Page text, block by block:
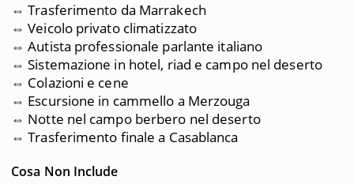
⇔ Trasferimento da Marrakech
⇔ Veicolo privato climatizzato
⇔ Autista professionale parlante italiano
⇔ Sistemazione in hotel, riad e campo nel deserto
⇔ Colazioni e cene
⇔ Escursione in cammello a Merzouga
⇔ Notte nel campo berbero nel deserto
⇔ Trasferimento finale a Casablanca
Cosa Non Include